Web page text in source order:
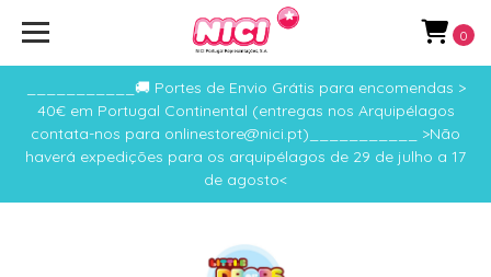
___________🚚 Portes de Envio Grátis para encomendas >
40€ em Portugal Continental (entregas nos Arquipélagos
contata-nos para onlinestore@nici.pt)___________ >Não
haverá expedições para os arquipélagos de 29 de julho a 17
de agosto<
0